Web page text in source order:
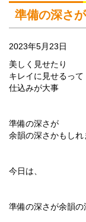
準備の深さ
2023年5月23日
美しく見せたり
キレイに見せるって
仕込みが大事
準備の深さが
余韻の深さかもしれ
今日は、
準備の深さが余韻の